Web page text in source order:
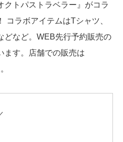
クトパストラベラー』がコラ
コラボアイテムはTシャツ、
どなど。WEB先行予約販売の
ます。店舗での販売は